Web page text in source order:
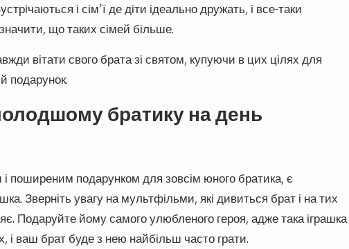
і сім’ї де діти ідеально дружать, і все-таки
що таких сімей більше.
вітати свого брата зі святом, купуючи в цих цілях для
подарунок.
братику на день
поширеним подарунком для зовсім юного братика, є
Зверніть увагу на мультфільми, які дивиться брат і на тих
Подаруйте йому самого улюбленого героя, адже така іграшка
і ваш брат буде з нею найбільш часто грати.